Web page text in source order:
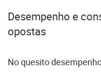
Desempenho e
opostas
No quesito